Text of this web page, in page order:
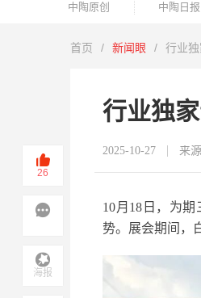
中陶原创 中陶日报
首页 / 新闻眼 / 行业独
行业独
2025-10-27 来
10月 18 日，为期
势。展会期间，
26
海报